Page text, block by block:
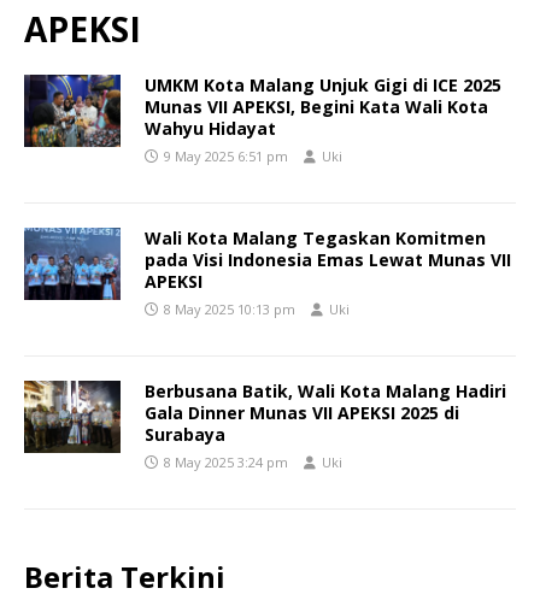
APEKSI
UMKM Kota Malang Unjuk Gigi di ICE 2025
Munas VII APEKSI, Begini Kata Wali Kota
Wahyu Hidayat
9 May 2025 6:51 pm Uki
Wali Kota Malang Tegaskan Komitmen
pada Visi Indonesia Emas Lewat Munas VII
APEKSI
8 May 2025 10:13 pm Uki
Berbusana Batik, Wali Kota Malang Hadiri
Gala Dinner Munas VII APEKSI 2025 di
Surabaya
8 May 2025 3:24 pm Uki
Berita Terkini